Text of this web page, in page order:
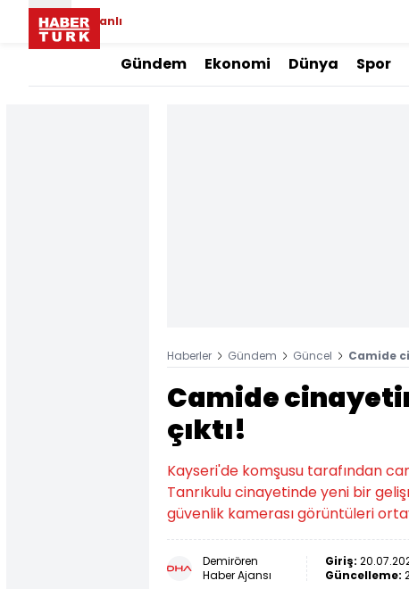
Canlı
Gündem Ekonomi Dünya Spor
Haberler Gündem Güncel Camide
Camide
çıktı!
Kayseri'de komşusu tarafından
Tanrıkulu cinayetinde yeni bir
güvenlik kamerası görüntüleri
Demirören
Haber Ajansı
Giriş:
Güncelleme: